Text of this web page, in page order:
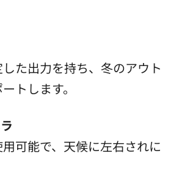
た出力を持ち、冬のアウト
トします。
可能で、天候に左右されに